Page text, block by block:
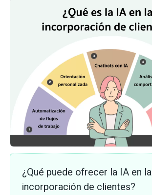
¿Qué puede ofrecer la IA en la
incorporación de clientes?